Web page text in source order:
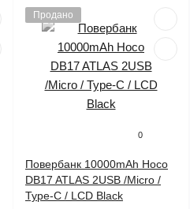
Продано
0
Повербанк 10000mAh Hoco
DB17 ATLAS 2USB /Micro /
Type-C / LCD Black